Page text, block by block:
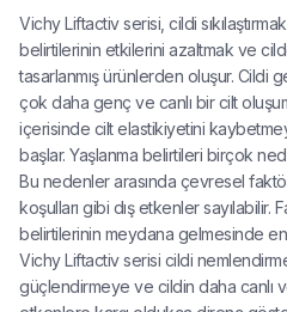
Vichy Liftactiv serisi, cildi
belirtilerinin etkilerini azaltmak ve
tasarlanmış ürünlerden oluşur. Cildi
çok daha genç ve canlı bir cilt
içerisinde cilt elastikiyetini
başlar. Yaşlanma belirtileri birçok
Bu nedenler arasında çevresel
koşulları gibi dış etkenler sayılabilir.
belirtilerinin meydana gelmesinde
Vichy Liftactiv serisi cildi
güçlendirmeye ve cildin daha canlı ve